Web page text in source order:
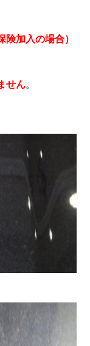
加入の場合）
せん。